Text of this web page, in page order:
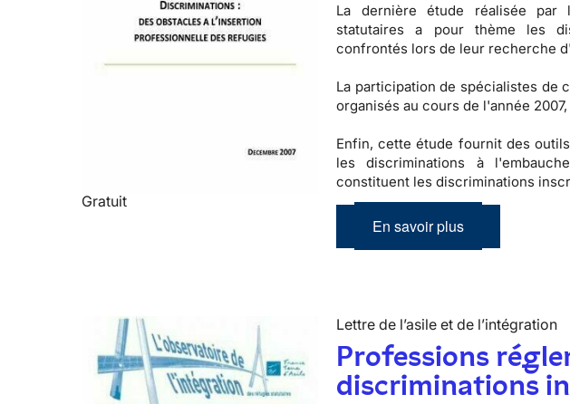
Gratuit
La dernière étude réalisée par
statutaires a pour thème les
confrontés lors de leur recherche
La participation de spécialistes de
organisés au cours de l'année
Enfin, cette étude fournit desoutils
lesdiscriminations à l'embauche
constituent lesdiscriminations
En savoir plus
Lettre de l’asile et de l’intégration
Professions
discriminations